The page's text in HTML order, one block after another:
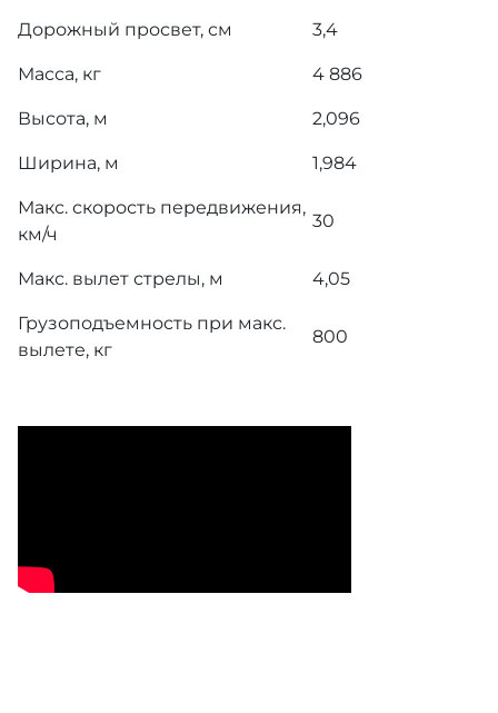
Дорожный просвет, см 3,4
Масса, кг 4 886
Высота, м 2,096
Ширина, м 1,984
Макс. скорость передвижения,
км/ч
30
Макс. вылет стрелы, м 4,05
Грузоподъемность при макс.
вылете, кг
800